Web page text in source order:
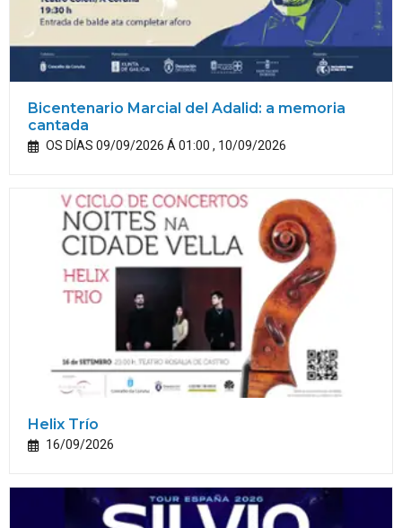
Bicentenario Marcial del Adalid: a memoria
cantada
OS DÍAS 09/09/2026 Á 01:00 , 10/09/2026
Helix Trío
16/09/2026